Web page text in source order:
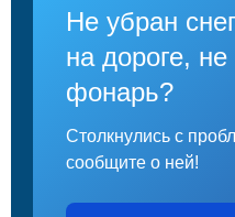
Не убран
на дороге, не
фонарь?
Столкнулись с
сообщите о ней!